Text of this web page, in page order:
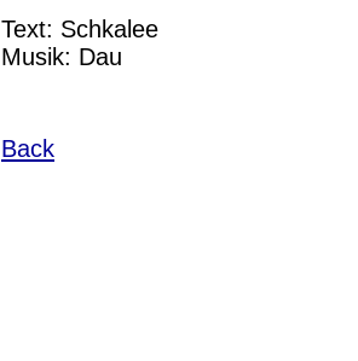
Text: Schkalee
Musik: Dau
Back